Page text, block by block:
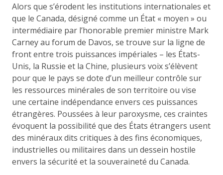
Alors que s’érodent les institutions internationales et
que le Canada, désigné comme un État « moyen » ou
intermédiaire par l’honorable premier ministre Mark
Carney au forum de Davos, se trouve sur la ligne de
front entre trois puissances impériales – les États-
Unis, la Russie et la Chine, plusieurs voix s’élèvent
pour que le pays se dote d’un meilleur contrôle sur
les ressources minérales de son territoire ou vise
une certaine indépendance envers ces puissances
étrangères. Poussées à leur paroxysme, ces craintes
évoquent la possibilité que des États étrangers usent
des minéraux dits critiques à des fins économiques,
industrielles ou militaires dans un dessein hostile
envers la sécurité et la souveraineté du Canada.